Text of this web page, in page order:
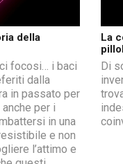
della
focosi… i baci
dalla
in passato per
per i
in una
e non
l’attimo e
La
Di